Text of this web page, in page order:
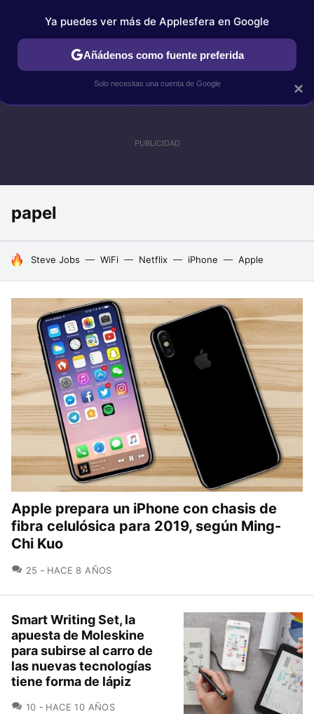
IPHONE TUTORIALES APPLESFERA SELECCIÓN
papel
HOY SE HABLA DE
Steve Jobs WiFi Netflix iPhone Apple
Apple prepara un iPhone con chasis de
fibra celulósica para 2019, según Ming-
Chi Kuo
25 COMENTARIOS
HACE 8 AÑOS
Smart Writing Set, la
apuesta de Moleskine
para subirse al carro de
las nuevas tecnologías
tiene forma de lápiz
10 COMENTARIOS
HACE 10 AÑOS
×
Ya puedes ver más de Applesfera en Google
Añádenos como fuente preferida
Solo necesitas una cuenta de Google